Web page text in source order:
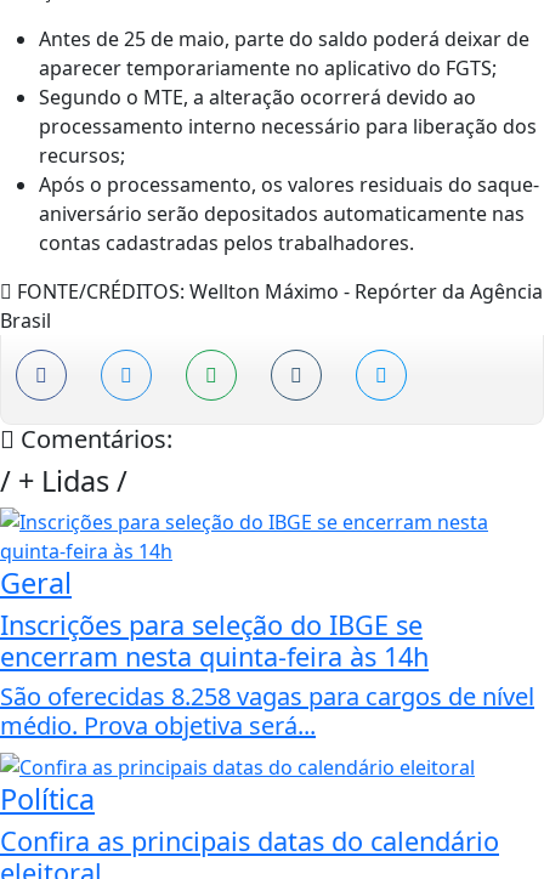
Antes de 25 de maio, parte do saldo poderá deixar de
aparecer temporariamente no aplicativo do FGTS;
Segundo o MTE, a alteração ocorrerá devido ao
processamento interno necessário para liberação dos
recursos;
Após o processamento, os valores residuais do saque-
aniversário serão depositados automaticamente nas
contas cadastradas pelos trabalhadores.
FONTE/CRÉDITOS: Wellton Máximo - Repórter da Agência
Brasil
Comentários:
/ + Lidas/
Geral
Inscrições para seleção do IBGE se
encerram nesta quinta-feira às 14h
São oferecidas 8.258 vagas para cargos de nível
médio. Prova objetiva será...
Política
Confira as principais datas do calendário